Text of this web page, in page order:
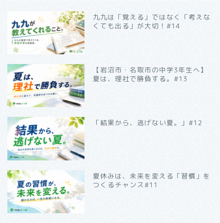
九九は「覚える」ではなく「考えな
くても出る」が大切！#14
【岩沼市・名取市の中学3年生へ】
夏は、理社で勝負する。#13
「結果から、逃げない夏。」#12
夏休みは、未来を変える「習慣」を
つくるチャンス#11